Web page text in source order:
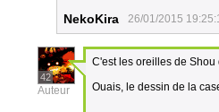
NekoKira 26/01/2015
42
Auteur
C'est les oreilles de Shou
Ouais, le dessin de la